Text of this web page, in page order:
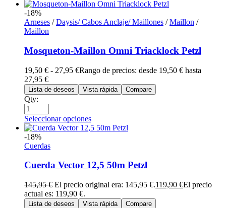
-18%
Arneses /Daysis/ Cabos Anclaje/ Maillones /Maillon /
Maillon
Mosqueton-Maillon Omni Triacklock Petzl
19,50 € - 27,95 €Rango de precios: desde 19,50 € hasta
27,95 €
Lista de deseos Vista rápida Compare
Qty:
Seleccionar opciones
-18%
Cuerdas
Cuerda Vector 12,5 50m Petzl
145,95€ El precio original era: 145,95 €.119,90 €El precio
actual es: 119,90 €.
Lista de deseos Vista rápida Compare